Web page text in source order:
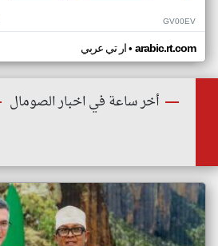
GV00EV
ار تي عربي• arabic.rt.com
أخر ساعة في اخبار الصومال